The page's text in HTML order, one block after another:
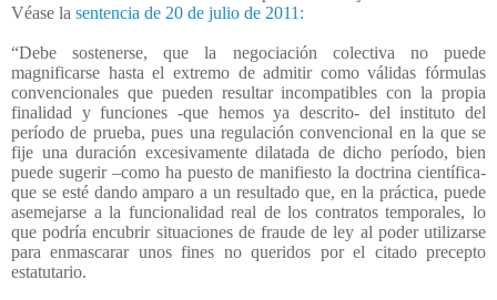
Véase la sentencia de 20 de julio de 2011:
“Debe sostenerse, que la negociación colectiva no puede
magnificarse hasta el extremo de admitir como válidas fórmulas
convencionales que pueden resultar incompatibles con la propia
finalidad y funciones -que hemos ya descrito- del instituto del
período de prueba, pues una regulación convencional en la que se
fije una duración excesivamente dilatada de dicho período, bien
puede sugerir –como ha puesto de manifiesto la doctrina científica-
que se esté dando amparo a un resultado que, en la práctica, puede
asemejarse a la funcionalidad real de los contratos temporales, lo
que podría encubrir situaciones de fraude de ley al poder utilizarse
para enmascarar unos fines no queridos por el citado precepto
estatutario.